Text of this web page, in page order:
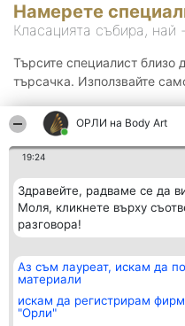
ОРЛИ на Body Art
19:24
Здравейте, радваме се да
Моля, кликнете върху
разговора!
Аз съм лауреат, искам да
материали
искам да регистрирам
"Орли"
Намерете
Класацията събира, най
Търсите специалист близо
търсачка. Използвайте
Организатор на
класиране
BulevardulAleea Timișul De
Sus Nr. 2, Bl. A30, Sc. A, Et.